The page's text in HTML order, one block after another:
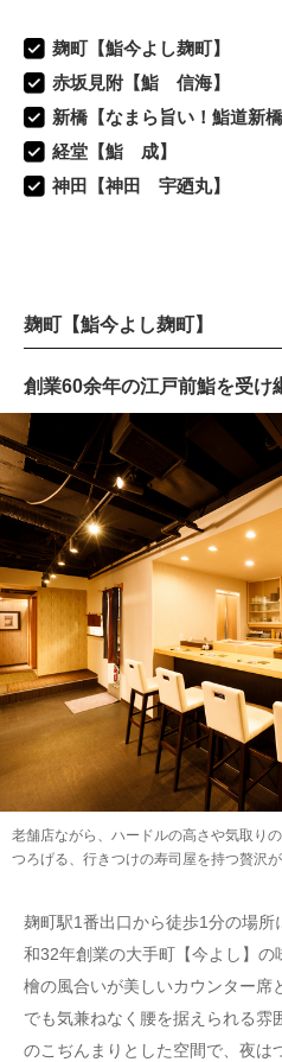
麹町【鮨今よし麹町】
赤坂見附【鮨 信海】
新橋【なまら旨い！鮨道新橋
経堂【鮨 成】
神田【神田 宇廼丸】
麹町【鮨今よし麹町】
創業60余年の江戸前鮨を受け
老舗店ながら、ハードルの高さや気取り
つろげる、行きつけの寿司屋を持つ贅沢
麹町駅1番出口から徒歩1分の場
和32年創業の大手町【今よし】の
檜の風合いが美しいカウンター席
でも気兼ねなく腰を据えられる雰
のこぢんまりとした空間で、夜は